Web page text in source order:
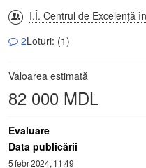
I.Î. Centrul de Excelență
2Loturi: (1)
Valoarea estimată
82 000 MDL
Evaluare
Data publicării
5 febr 2024, 11:49